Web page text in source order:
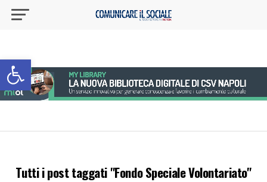
Apri la barra degli strumenti
Tutti i post taggati "Fondo Speciale Volontariato"